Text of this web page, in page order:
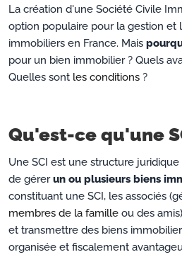
La création d'une Société Civile
option populaire pour la gestion et
immobiliers en France. Mais
pour un bien immobilier ? Quels
Quelles sont les conditions ?
Qu'est-ce qu'une
Une SCI est une structure
de gérerun ou plusieurs biens
constituant une SCI, les associés
membres de la famille ou des
et transmettre des biens
organisée et fiscalement